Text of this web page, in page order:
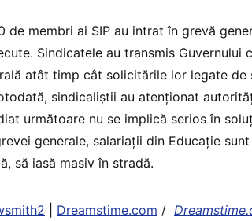
de membri ai SIP au intrat în grevă
Sindicatele au transmis Guvernului
atât timp cât solicitările lor legate de
sindicaliştii au atenţionat
următoare nu se implică serios în
generale, salariaţii din Educaţie
să iasă masiv în stradă.
Dreamstime.com /